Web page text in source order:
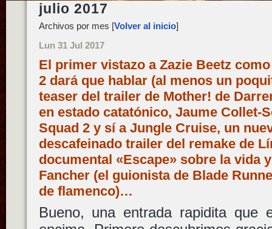
julio 2017
Archivos por mes [Volver al inicio]
Lun 31 Jul 2017
El primer vistazo a Zazie Beetz
2 dará que hablar (al menos un
teaser del trailer de Mother! de
en estado catatónico, Jaume Collet-
Squad 2 y sí a Jungle Cruise, un
descafeinado trailer del remake de
documental «Escape» sobre la vida
Fancher (el guionista de Blade
de flamenco)…
Bueno, una entrada rapidita que